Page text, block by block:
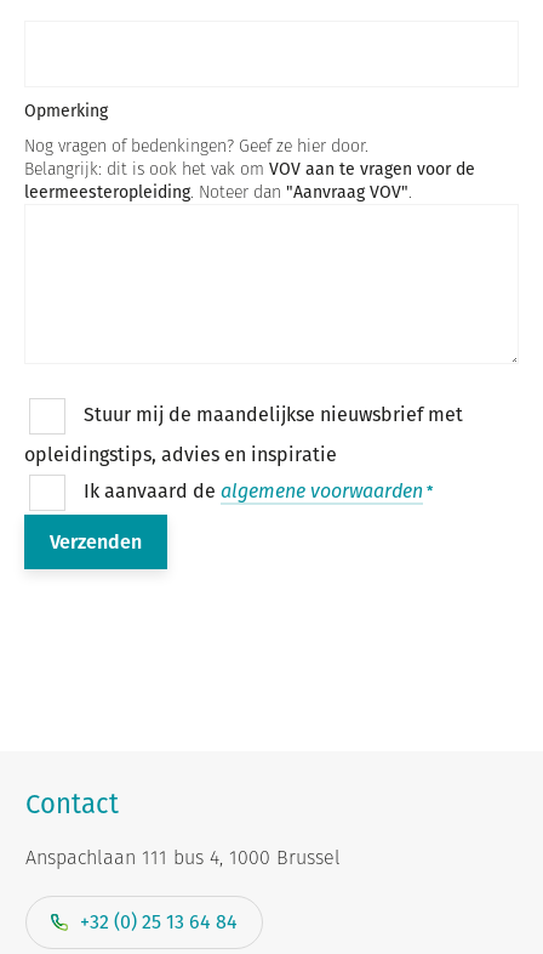
Opmerking
Nog vragen of bedenkingen? Geef ze hier door.
Belangrijk: dit is ook het vak om VOV aan te vragen voor de
leermeesteropleiding. Noteer dan "Aanvraag VOV".
Stuur mij de maandelijkse nieuwsbrief met
opleidingstips, advies en inspiratie
Ik aanvaard de algemene voorwaarden
Contact
Anspachlaan 111 bus 4, 1000 Brussel
+32 (0) 25 13 64 84